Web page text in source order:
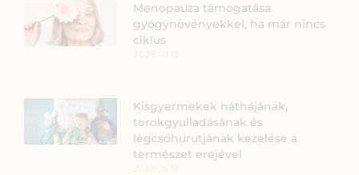
Menopauza támogatása
gyógynövényekkel, ha már nincs
ciklus
Kisgyermekek náthájának,
torokgyulladásának és
légcsőhurutjának kezelése a
természet erejével